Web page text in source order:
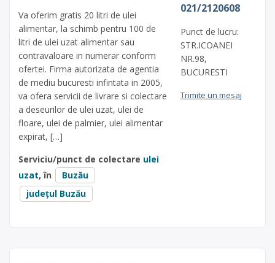
Va oferim gratis 20 litri de ulei
alimentar, la schimb pentru 100 de
litri de ulei uzat alimentar sau
contravaloare in numerar conform
ofertei. Firma autorizata de agentia
de mediu bucuresti infintata in 2005,
va ofera servicii de livrare si colectare
a deseurilor de ulei uzat, ulei de
floare, ulei de palmier, ulei alimentar
expirat, […]
Serviciu/punct de colectare ulei
uzat, în
Buzău
județul Buzău
021/2120608
Punct de lucru:
STR.ICOANEI
NR.98,
BUCURESTI
Trimite un mesaj